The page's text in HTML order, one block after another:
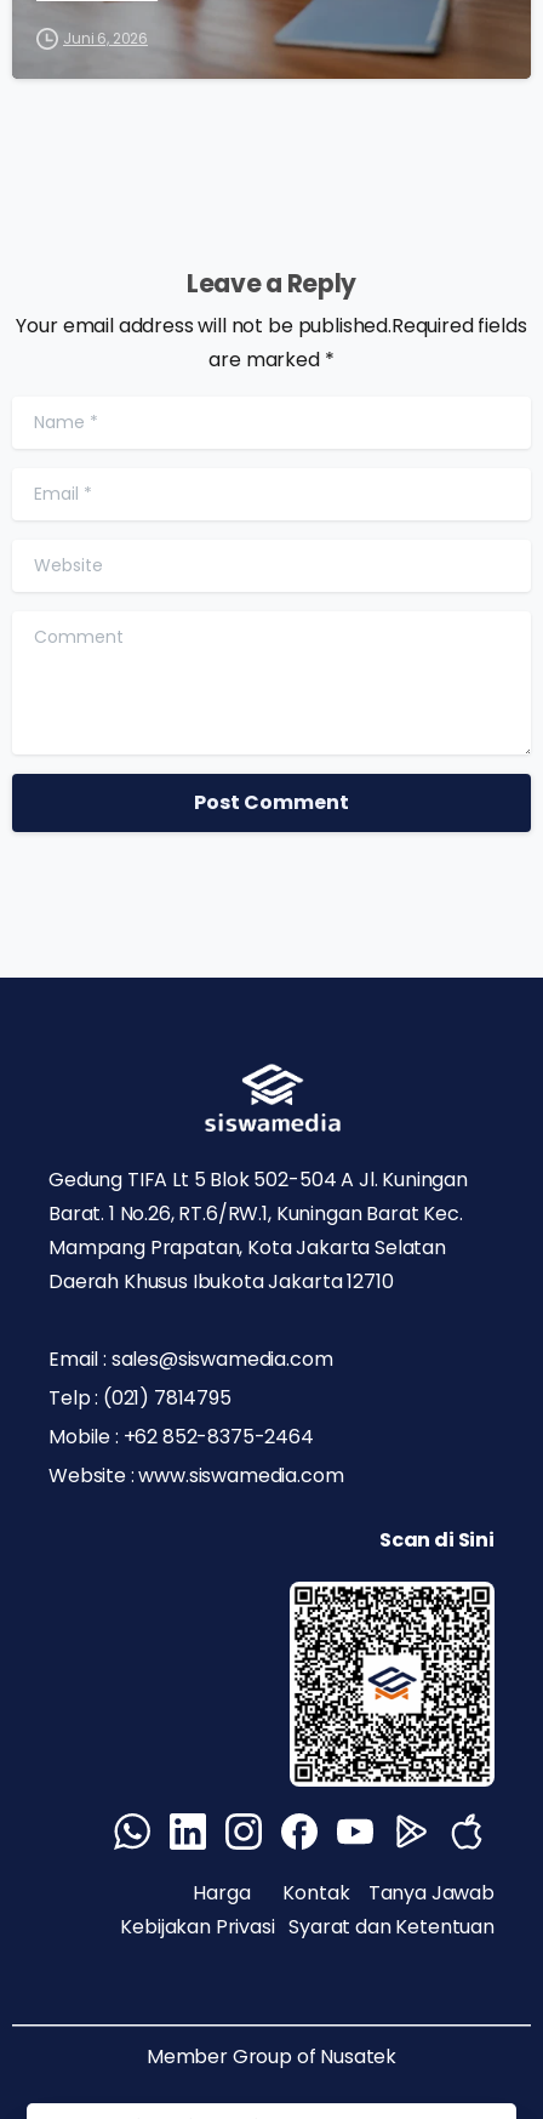
Juni 6, 2026
Leave a Reply
Your email address will not be published.Required fields
are marked *
Name*
Email*
Website
Comment
Gedung TIFA Lt 5 Blok 502-504 A Jl. Kuningan
Barat. 1 No.26, RT.6/RW.1, Kuningan Barat Kec.
Mampang Prapatan, Kota Jakarta Selatan
Daerah Khusus Ibukota Jakarta 12710
Email : sales@siswamedia.com
Telp : (021) 7814795
Mobile : +62 852-8375-2464
Website : www.siswamedia.com
Scan di Sini
Harga KontakTanya Jawab
Kebijakan Privasi Syarat dan Ketentuan
Member Group of Nusatek